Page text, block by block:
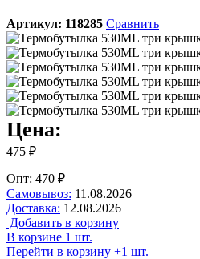
Артикул: 118285 Сравнить
Цена:
475 ₽
Опт: 470 ₽
Самовывоз: 11.08.2026
Доставка: 12.08.2026
Добавить в корзину
В корзине 1 шт.
Перейти в корзину +1 шт.